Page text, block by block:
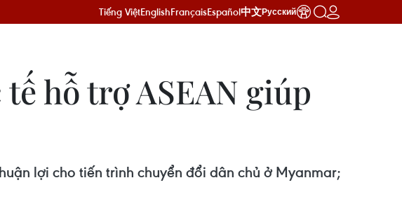
Tiếng ViệtEnglishFrançaisEspañol中文Русский
hỗ trợ ASEAN giúp
lợi cho tiến trình chuyển đổi dân chủ ở Myanmar;